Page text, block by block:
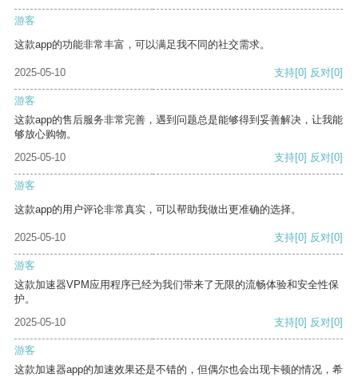
游客
这款app的功能非常丰富，可以满足我不同的社交需求。
2025-05-10 支持[0] 反对[0]
游客
这款app的售后服务非常完善，遇到问题总是能够得到妥善解决，让我能
够放心购物。
2025-05-10
支持[0] 反对[0]
游客
这款app的用户评论非常真实，可以帮助我做出更准确的选择。
2025-05-10 支持[0] 反对[0]
游客
这款加速器VPM应用程序已经为我们带来了无限的流畅体验和安全性保
护。
2025-05-10
支持[0] 反对[0]
游客
这款加速器app的加速效果还是不错的，但偶尔也会出现卡顿的情况，希